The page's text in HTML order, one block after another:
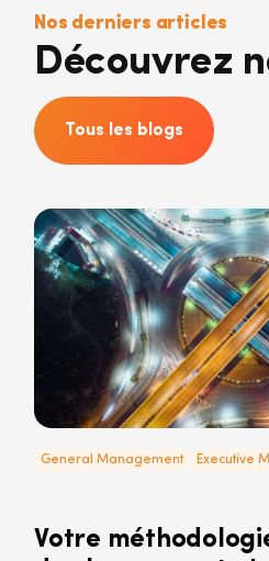
Nos derniers articles
Découvrez
Tous les blogs
General Management Executive
Votre